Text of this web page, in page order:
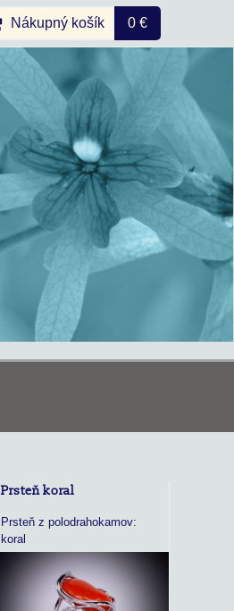
Nákupný košík 0 €
Prsteň koral
Prsteň z polodrahokamov:
koral